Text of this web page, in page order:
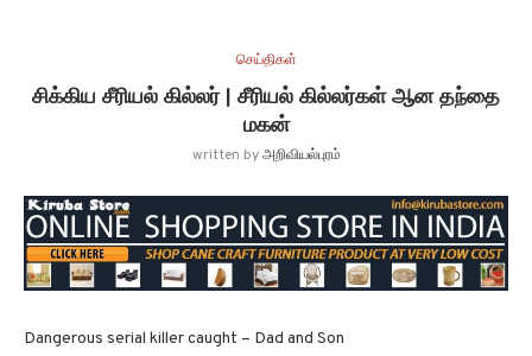
செய்திகள்
சிக்கிய சீரியல் கில்லர் | சீரியல் கில்லர்கள் ஆன தந்தை
மகன்
written byஅறிவியல்புரம்
Dangerous serial killer caught – Dad and Son